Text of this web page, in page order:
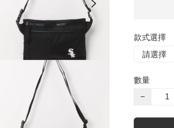
款式選擇
數量
−